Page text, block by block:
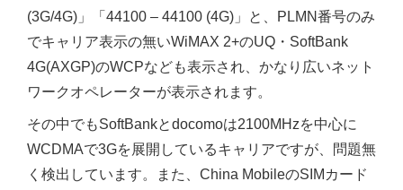
(3G/4G)」「44100 – 44100 (4G)」と、PLMN番号のみ
でキャリア表示の無いWiMAX 2+のUQ・SoftBank
4G(AXGP)のWCPなども表示され、かなり広いネット
ワークオペレーターが表示されます。
その中でもSoftBankとdocomoは2100MHzを中心に
WCDMAで3Gを展開しているキャリアですが、問題無
く検出しています。また、China MobileのSIMカード